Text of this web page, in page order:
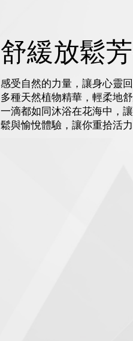
舒緩放鬆
感受自然的力量，讓身心靈
多種天然植物精華，輕柔地
一滴都如同沐浴在花海中，
鬆與愉悅體驗，讓你重拾活力